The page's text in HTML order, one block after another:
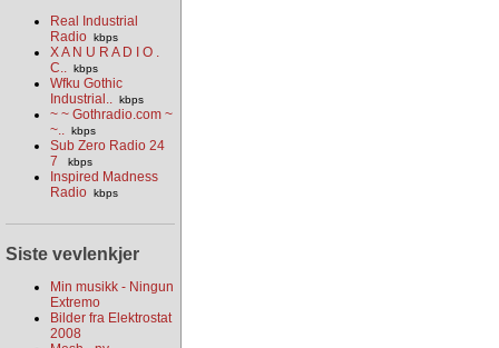
Real Industrial
Radio kbps
X A N U R A D I O .
C.. kbps
Wfku Gothic
Industrial.. kbps
~ ~ Gothradio.com ~
~.. kbps
Sub Zero Radio 24
7
kbps
Inspired Madness
Radio kbps
Siste vevlenkjer
Min musikk - Ningun
Extremo
Bilder fra Elektrostat
2008